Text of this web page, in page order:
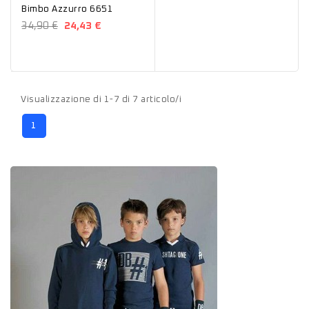
Bimbo Azzurro 6651
34,90 € 24,43 €
Visualizzazione di 1-7 di 7 articolo/i
1